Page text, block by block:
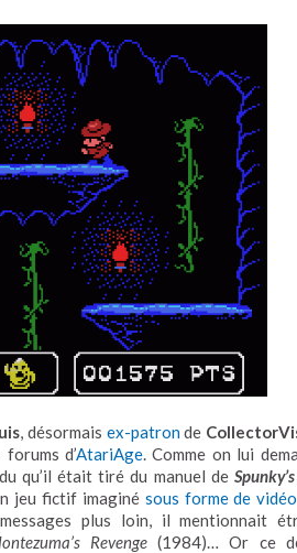
, désormais ex-patronde
d’AtariAge. Comme on lui
qu’il était tiré du manuel de
jeu fictif imaginé sous forme de vidéo
plus loin, il mentionnait
Revenge (1984)… Or ce